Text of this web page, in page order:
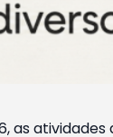
as